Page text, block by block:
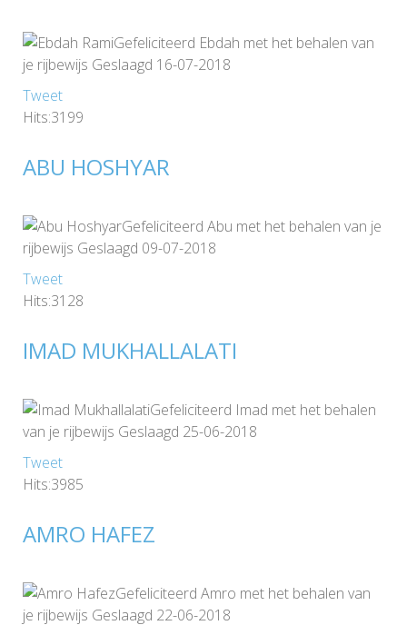
Gefeliciteerd Ebdah met het behalen van
je rijbewijs Geslaagd 16-07-2018
Tweet
Hits:3199
ABU HOSHYAR
Gefeliciteerd Abu met het behalen van je
rijbewijs Geslaagd 09-07-2018
Tweet
Hits:3128
IMAD MUKHALLALATI
Gefeliciteerd Imad met het behalen
van je rijbewijs Geslaagd 25-06-2018
Tweet
Hits:3985
AMRO HAFEZ
Gefeliciteerd Amro met het behalen van
je rijbewijs Geslaagd 22-06-2018